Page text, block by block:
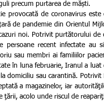
precum purtarea de măști.
de pandemie din Orientul
noi. Potrivit purtătorului de
persoane recent infectate au
sau membri ai familiilor
în luna februarie, Iranul a luat
domiciliu sau carantină. Potrivit
a magazinelor, iar
acolo unde riscul de